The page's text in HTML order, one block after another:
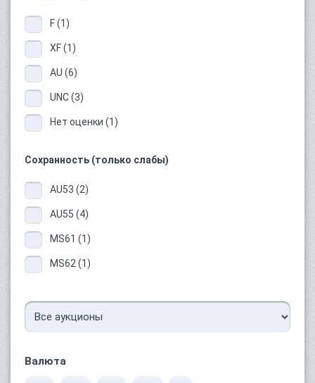
F (1)
XF (1)
AU (6)
UNC (3)
Нет оценки (1)
Сохранность (только слабы)
AU53 (2)
AU55 (4)
MS61 (1)
MS62 (1)
Валюта